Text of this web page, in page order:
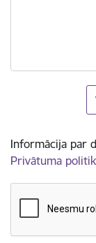
Informācija par
Privātuma